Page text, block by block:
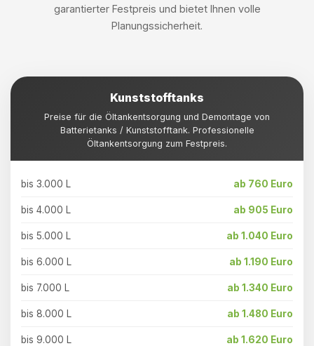
garantierter Festpreis und bietet Ihnen volle
Planungssicherheit.
Kunststofftanks
Preise für die Öltankentsorgung und Demontage von
Batterietanks / Kunststofftank. Professionelle
Öltankentsorgung zum Festpreis.
bis 3.000 L ab 760 Euro
bis 4.000 L ab 905 Euro
bis 5.000 L ab 1.040 Euro
bis 6.000 L ab 1.190 Euro
bis 7.000 L ab 1.340 Euro
bis 8.000 L ab 1.480 Euro
bis 9.000 L ab 1.620 Euro